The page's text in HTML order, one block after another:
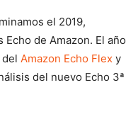
el 2019,
de Amazon. El año
Amazon Echo Flex y
del nuevo Echo 3ª